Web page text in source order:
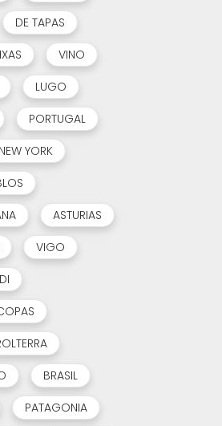
DE TAPAS
VINO
LUGO
PORTUGAL
NEW YORK
ASTURIAS
VIGO
BRASIL
PATAGONIA